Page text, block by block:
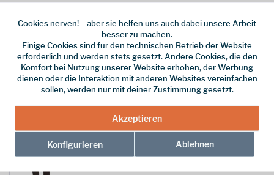
Größe
Merken
Hersteller-Nr.: 04349-Brown-Bron-S
Cookies nerven! – aber sie helfen uns auch dabei unsere Arbeit
besser zu machen.
Einige Cookies sind für den technischen Betrieb der Website
erforderlich und werden stets gesetzt. Andere Cookies, die den
Komfort bei Nutzung unserer Website erhöhen, der Werbung
dienen oder die Interaktion mit anderen Websites vereinfachen
sollen, werden nur mit deiner Zustimmung gesetzt.
Akzeptieren
Konfigurieren Ablehnen